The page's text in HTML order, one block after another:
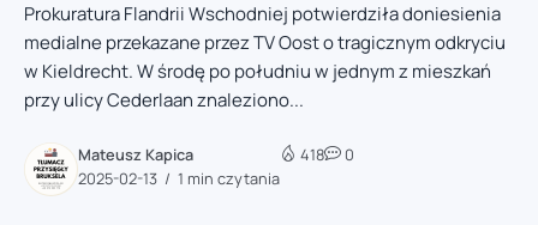
Prokuratura Flandrii Wschodniej potwierdziła doniesienia
medialne przekazane przez TV Oost o tragicznym odkryciu
w Kieldrecht. W środę po południu w jednym z mieszkań
przy ulicy Cederlaan znaleziono...
Mateusz Kapica
2025-02-13
1 min czytania
418 0